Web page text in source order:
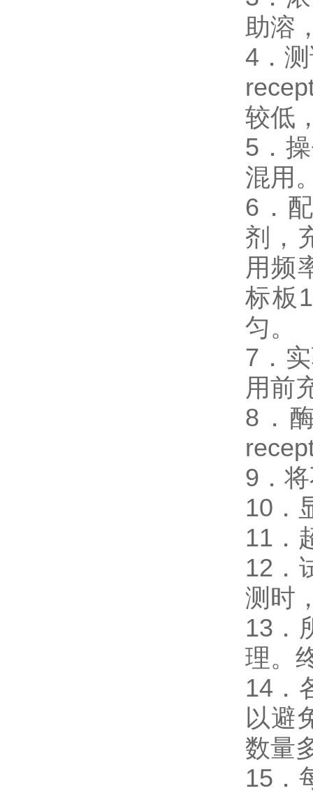
助溶
4．
较低
5．
混用
6．
剂，
用频
标板
匀。
7．
用前
8．
9．
10．
11．
12．
测时
13．
理。
14．
以避
数量
15．